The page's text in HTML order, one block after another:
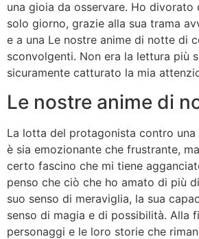
una gioia da osservare. Ho divorato
solo giorno, grazie alla sua trama
e a una Le nostre anime di notte di
sconvolgenti. Non era la lettura più
sicuramente catturato la mia
Le nostre anime di
La lotta del protagonista contro una
è sia emozionante che frustrante,
certo fascino che mi tiene
penso che ciò che ho amato di più
suo senso di meraviglia, la sua
senso di magia e di possibilità. Alla
personaggi e le loro storie che